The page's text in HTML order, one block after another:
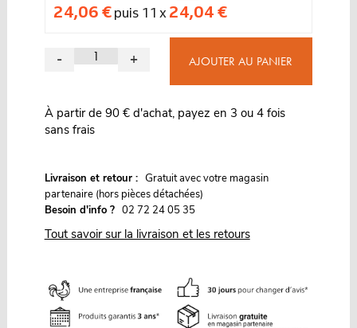
24,06 €puis 11 x24,04 €
- + AJOUTER AU PANIER
À partir de 90 € d'achat, payez en 3 ou 4 fois
sans frais
Livraison et retour : Gratuit avec votre magasin
partenaire (hors pièces détachées)
Besoin d'info ? 02 72 24 05 35
Tout savoir sur la livraison et les retours